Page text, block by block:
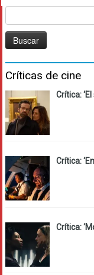
Críticas de cine
Crítica:
Crítica:
Crítica: